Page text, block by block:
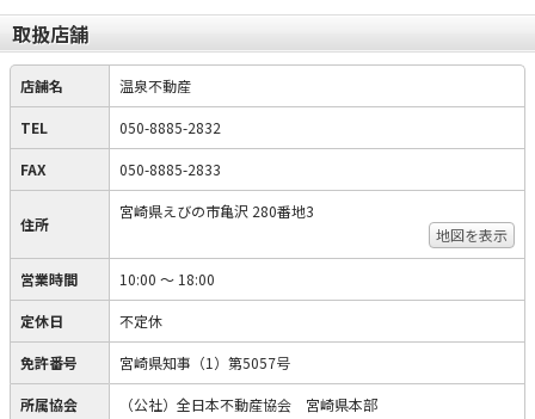
取扱店舗
店舗名 温泉不動産
TEL 050-8885-2832
FAX 050-8885-2833
住所
宮崎県えびの市亀沢 280番地3
地図を表示
営業時間 10:00 ～ 18:00
定休日 不定休
免許番号 宮崎県知事（1）第5057号
所属協会 （公社）全日本不動産協会 宮崎県本部